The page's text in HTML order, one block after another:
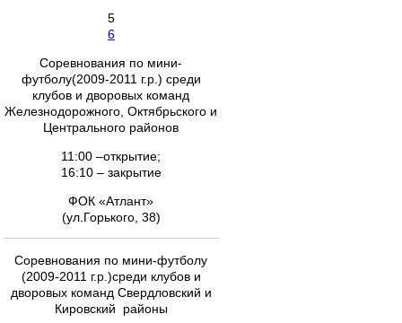
5
6
Соревнования по мини-
футболу(2009-2011 г.р.) среди
клубов и дворовых команд
Железнодорожного, Октябрьского и
Центрального районов
11:00 –открытие;
16:10 – закрытие
ФОК «Атлант»
(ул.Горького, 38)
Соревнования по мини-футболу
(2009-2011 г.р.)среди клубов и
дворовых команд Свердловский и
Кировский районы